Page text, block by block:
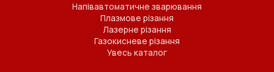
Напівавтоматичне зварювання
Плазмове різання
Лазерне різання
Газокисневе різання
Увесь каталог